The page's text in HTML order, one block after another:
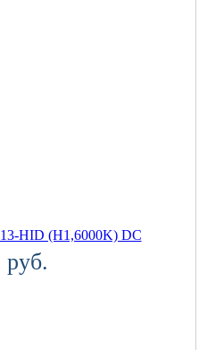
HID (H1,6000K) DC
руб.